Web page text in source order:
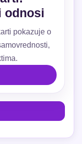
odnosi
pokazuje o